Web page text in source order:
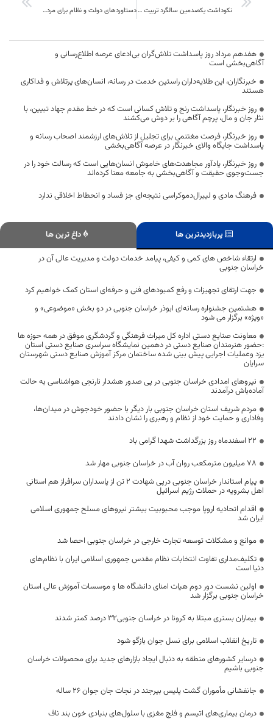
نکوداشت یکصدمین سالگرد تربیت معلم، فرصت مناسبی برای شناخت و بررسی آسیب های موجود است دستاوردهای دولت و نظام برای مردم تبیین شود
هفدهم مرداد روز پاسداشت تلاش‌گران بی‌ادعای عرصه اطلاع‌رسانی و
آگاهی‌بخشی است
خبرنگاران، این طلایه‌داران راستین خدمت در رسانه، انسان‌های پرتلاش و فداکاری
هستند
روز خبرنگار، پاسداشت رنج و تلاش کسانی است که در خط مقدم جهاد تبیین، با
نثار جان و مال، پرچم آگاهی را بر دوش می‌کشند
روز خبرنگار، فرصت مغتنمی برای تجلیل از تلاش‌های ارزشمند اصحاب رسانه و
پاسداشت جایگاه والای خبرنگار در عرصه آگاهی‌بخشی
روز خبرنگار، یادآور مجاهدت‌های خاموش انسان‌هایی است که رسالت خود را در
جست‌وجوی حقیقت و آگاهی‌بخشی به جامعه معنا کرده‌اند
فرهنگ مادی و لیبرال‌دموکراسی نتیجه‌ای جز فساد و انحطاط اخلاقی ندارد
پربازدیدترین ها
داغ ترین ها
ارتقاء شاخص های کمی و کیفی، پیامد خدمات دولت و مدیریت عالی آن در
خراسان جنوبی
جهت ارتقای تجهیزات و رفع کمبودهای فنی و حرفه‌ای استان کمک‌ خواهیم کرد
هشتمین جشنواره رسانه‌ای ابوذر خراسان جنوبی در دو بخش «موضوعی» و
«ویژه» برگزار می شود
معاونت صنایع دستی اداره کل میراث فرهنگی و گردشگری موفق در همه حوزه ها
:حضور هنرمندان صنایع دستی در دهمین نمایشگاه سراسری صنایع دستی استان
یزد وعملیات اجرایی پیش بینی شده ساختمان مرکز آموزش صنایع دستی شهرستان
سرایان
نیروهای امدادی خراسان جنوبی در پی صدور هشدار نارنجی هواشناسی به حالت
آماده‌باش درآمدند
مردم شریف استان خراسان جنوبی بار دیگر با حضور خودجوش در میدان‌ها،
وفاداری و حمایت خود از نظام و رهبری را نشان دادند
22 اسفندماه روز بزرگداشت شهدا گرامی باد
۷۸ میلیون مترمکعب روان آب در خراسان جنوبی مهار شد
پیام استاندار خراسان جنوبی درپی شهادت ۲ تن از پاسداران سرافراز هم استانی
اهل بشرویه در حملات رژیم اسرائیل
اقدام اتحادیه اروپا موجب محبوبیت بیشتر نیروهای مسلح جمهوری اسلامی
ایران شد
موانع و مشکلات توسعه تجارت خارجی در خراسان جنوبی احصا شد
تکلیف‌مداری تفاوت انتخابات نظام مقدس جمهوری اسلامی ایران با نظام‌های
دنیا است
اولین نشست دور دوم هیات امنای دانشگاه ها و موسسات آموزش عالی استان
خراسان جنوبی برگزار شد
بیماران بستری مبتلا به کرونا در خراسان جنوبی۳۲ درصد کمتر شدند
تاریخ انقلاب اسلامی برای نسل جوان بازگو شود
درسایر کشورهای منطقه به دنبال ایجاد بازارهای جدید برای محصولات خراسان
جنوبی باشیم
جانفشانی مأموران گشت پلیس بیرجند در نجات جان جوان 26 ساله
درمان بیماری‌های اتیسم و فلج مغزی با سلول‌های بنیادی خون بند ناف